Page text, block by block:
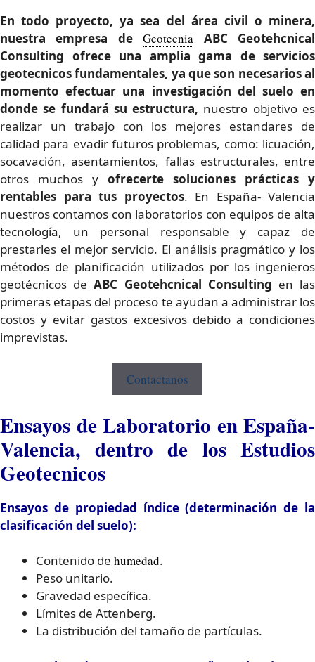
En todo proyecto, ya sea del área civil o minera,
nuestra empresa deGeotecnia ABC Geotehcnical
Consulting ofrece una amplia gama de servicios
geotecnicos fundamentales, ya que son necesarios al
momento efectuar una investigación del suelo en
donde se fundará su estructura, nuestro objetivo es
realizar un trabajo con los mejores estandares de
calidad para evadir futuros problemas, como: licuación,
socavación, asentamientos, fallas estructurales, entre
otros muchos y ofrecerte soluciones prácticas y
rentables para tus proyectos. En España- Valencia
nuestros contamos con laboratorios con equipos de alta
tecnología, un personal responsable y capaz de
prestarles el mejor servicio. El análisis pragmático y los
métodos de planificación utilizados por los ingenieros
geotécnicos deABC Geotehcnical Consulting en las
primeras etapas del proceso te ayudan a administrar los
costos y evitar gastos excesivos debido a condiciones
imprevistas.
Contactanos
Ensayos de Laboratorio en España-
Valencia, dentro de los Estudios
Geotecnicos
Ensayos de propiedad índice (determinación de la
clasificación del suelo):
Contenido de humedad.
Peso unitario.
Gravedad específica.
Límites de Attenberg.
La distribución del tamaño de partículas.